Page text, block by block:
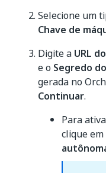
Selecione um
Chave de
Digite a URL
e o Segredo
gerada no
Continuar.
Para
clique em